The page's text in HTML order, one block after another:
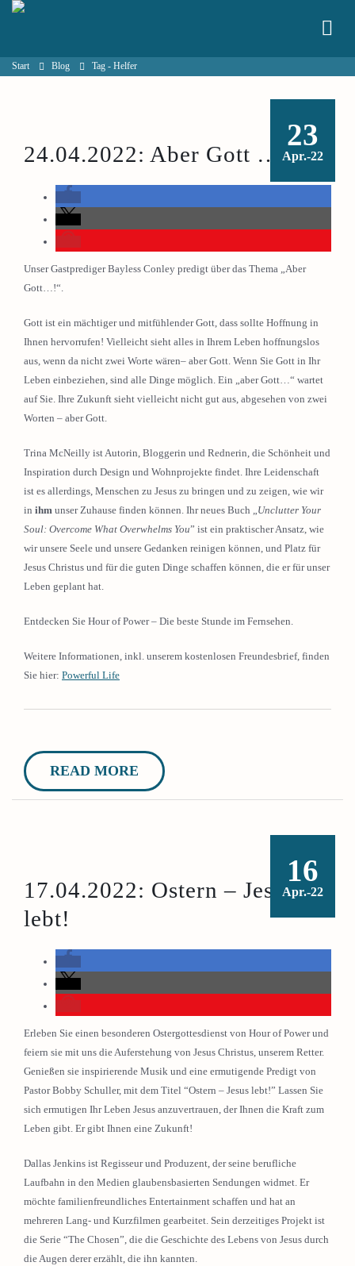
Start Blog Tag - Helfer
23
Apr.-22
24.04.2022: Aber Gott ….
Unser Gastprediger Bayless Conley predigt über das Thema „Aber
Gott…!“.
Gott ist ein mächtiger und mitfühlender Gott, dass sollte Hoffnung in
Ihnen hervorrufen! Vielleicht sieht alles in Ihrem Leben hoffnungslos
aus, wenn da nicht zwei Worte wären– aber Gott. Wenn Sie Gott in Ihr
Leben einbeziehen, sind alle Dinge möglich. Ein „aber Gott…“ wartet
auf Sie. Ihre Zukunft sieht vielleicht nicht gut aus, abgesehen von zwei
Worten – aber Gott.
Trina McNeilly ist Autorin, Bloggerin und Rednerin, die Schönheit und
Inspiration durch Design und Wohnprojekte findet. Ihre Leidenschaft
ist es allerdings, Menschen zu Jesus zu bringen und zu zeigen, wie wir
in ihm unser Zuhause finden können. Ihr neues Buch „Unclutter Your
Soul: Overcome What Overwhelms You” ist ein praktischer Ansatz, wie
wir unsere Seele und unsere Gedanken reinigen können, und Platz für
Jesus Christus und für die guten Dinge schaffen können, die er für unser
Leben geplant hat.
Entdecken Sie Hour of Power – Die beste Stunde im Fernsehen.
Weitere Informationen, inkl. unserem kostenlosen Freundesbrief, finden
Sie hier: Powerful Life
READ MORE
16
Apr.-22
17.04.2022: Ostern – Jesus
lebt!
Erleben Sie einen besonderen Ostergottesdienst von Hour of Power und
feiern sie mit uns die Auferstehung von Jesus Christus, unserem Retter.
Genießen sie inspirierende Musik und eine ermutigende Predigt von
Pastor Bobby Schuller, mit dem Titel “Ostern – Jesus lebt!” Lassen Sie
sich ermutigen Ihr Leben Jesus anzuvertrauen, der Ihnen die Kraft zum
Leben gibt. Er gibt Ihnen eine Zukunft!
Dallas Jenkins ist Regisseur und Produzent, der seine berufliche
Laufbahn in den Medien glaubensbasierten Sendungen widmet. Er
möchte familienfreundliches Entertainment schaffen und hat an
mehreren Lang- und Kurzfilmen gearbeitet. Sein derzeitiges Projekt ist
die Serie “The Chosen”, die die Geschichte des Lebens von Jesus durch
die Augen derer erzählt, die ihn kannten.